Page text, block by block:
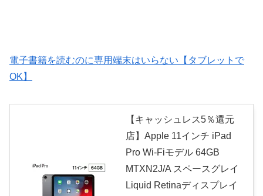
電子書籍を読むのに専用端末はいらない【タブレットで
OK】
【キャッシュレス5％還元
店】Apple 11インチ iPad
Pro Wi-Fiモデル 64GB
MTXN2J/A スペースグレイ
Liquid Retinaディスプレイ